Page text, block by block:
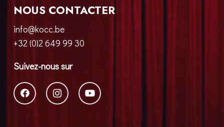
NOUS CONTACTER
info@kocc.be
+32 (0)2 649 99 30
Suivez-nous sur